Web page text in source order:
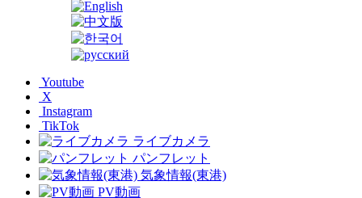
Youtube
X
Instagram
TikTok
ライブカメラ
パンフレット
気象情報(東港)
PV動画